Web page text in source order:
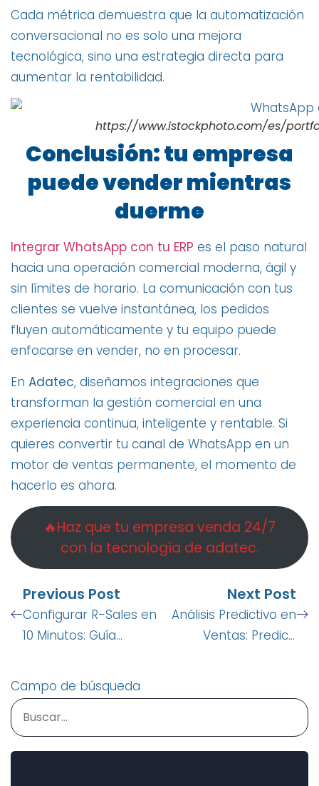
Cada métrica demuestra que la automatización
conversacional no es solo una mejora
tecnológica, sino una estrategia directa para
aumentar la rentabilidad.
https://www.istockphoto.com/es/
Conclusión: tu empresa
puede vender mientras
duerme
Integrar WhatsApp con tu ERP es el paso natural
hacia una operación comercial moderna, ágil y
sin límites de horario. La comunicación con tus
clientes se vuelve instantánea, los pedidos
fluyen automáticamente y tu equipo puede
enfocarse en vender, no en procesar.
En Adatec, diseñamos integraciones que
transforman la gestión comercial en una
experiencia continua, inteligente y rentable. Si
quieres convertir tu canal de WhatsApp en un
motor de ventas permanente, el momento de
hacerlo es ahora.
🔥Haz que tu empresa venda 24/7
con la tecnología de adatec.
Previous Post
Configurar R-Sales en
10 Minutos: Guía
Next Post
Análisis Predictivo en
Ventas: Predice
Campo de búsqueda